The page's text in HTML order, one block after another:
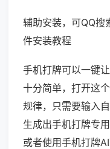
辅助安装，可QQ
件安装教程
手机打牌可以一键
十分简单，打开这
规律，只需要输入
生成出手机打牌专
或者使用手机打牌